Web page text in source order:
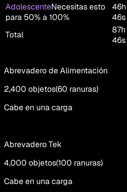
AdolescenteNecesitas esto
para 50% a 100%
46h
46s
Total
46s
Abrevadero de Alimentación
2,400 objetos(60 ranuras)
Cabe en una carga
Abrevadero Tek
4,000 objetos(100 ranuras)
Cabe en una carga